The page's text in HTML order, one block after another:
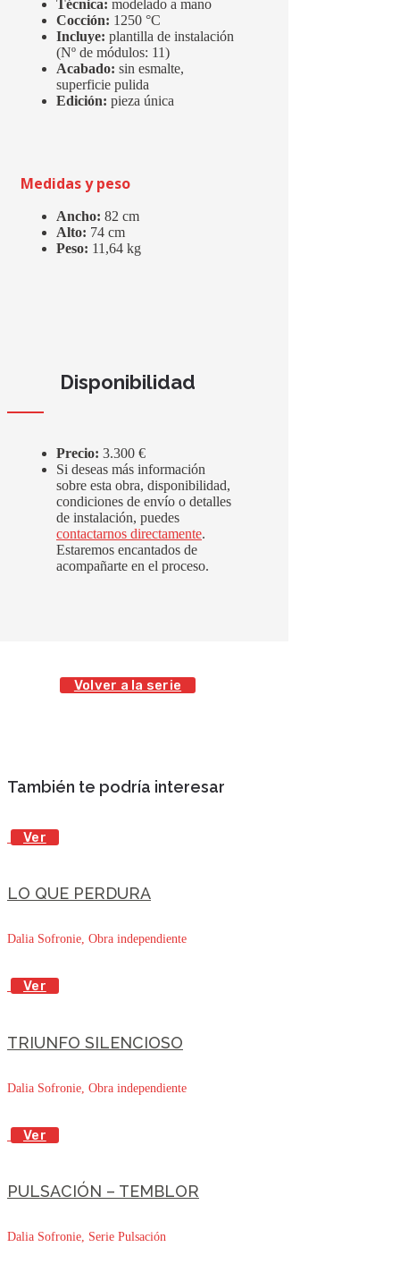
Técnica: modelado a mano
Cocción: 1250 °C
Incluye: plantilla de instalación
(Nº de módulos: 11)
Acabado: sin esmalte,
superficie pulida
Edición: pieza única
Medidas y peso
Ancho: 82 cm
Alto: 74 cm
Peso: 11,64 kg
Disponibilidad
Precio: 3.300 €
Si deseas más información
sobre esta obra, disponibilidad,
condiciones de envío o detalles
de instalación, puedes
contactarnos directamente.
Estaremos encantados de
acompañarte en el proceso.
Volver a la serie
También te podría interesar
Ver
LO QUE PERDURA
Dalia Sofronie, Obra independiente
Ver
TRIUNFO SILENCIOSO
Dalia Sofronie, Obra independiente
Ver
PULSACIÓN – TEMBLOR
Dalia Sofronie, Serie Pulsación